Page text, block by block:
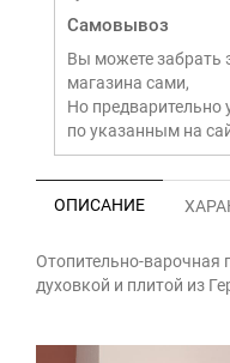
Самовывоз
Вы можете забрать
магазина сами,
Но предварительно
по указанным на
ОПИСАНИЕ
Отопительно-варочная
духовкой и плитой из